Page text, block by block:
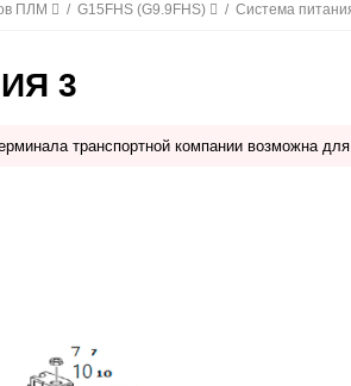
ПЛМ / G15FHS (G9.9FHS) / Система
3
транспортной компании возможна